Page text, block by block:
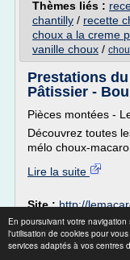
En poursuivant votre
l'utilisation de cookies pour
services adaptés à vos centres
Thèmes liés :
chantilly / recette
choux a la creme
vanille choux /
Prestations
Pâtissier -
Pièces montées -
Découvrez toutes
mélo choux-
Lire la suite
Site :http://
Thèmes liés :
piece montee
patissiere chocolat